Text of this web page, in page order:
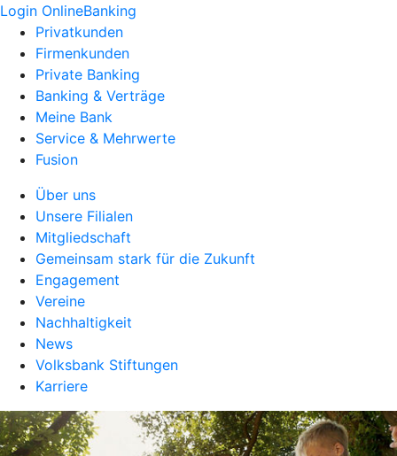
Login OnlineBanking
Privatkunden
Firmenkunden
Private Banking
Banking & Verträge
Meine Bank
Service & Mehrwerte
Fusion
Über uns
Unsere Filialen
Mitgliedschaft
Gemeinsam stark für die Zukunft
Engagement
Vereine
Nachhaltigkeit
News
Volksbank Stiftungen
Karriere